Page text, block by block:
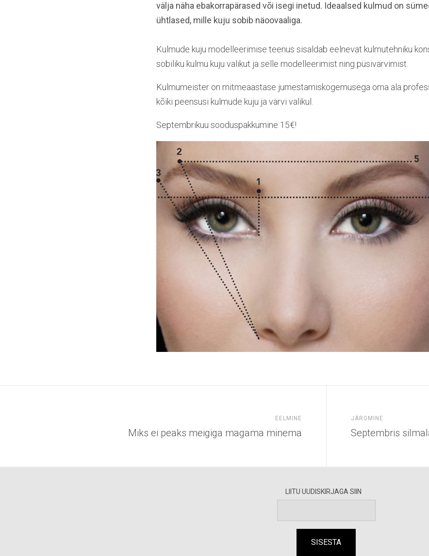
välja näha ebakorrapärased või isegi inetud. Ideaalsed kulmud on
ühtlased, mille kuju sobib näoovaaliga.
Kulmude kuju modelleerimise teenus sisaldab eelnevat kulmutehniku
sobiliku kulmu kuju valikut ja selle modelleerimist ning püsivärvimist.
Kulmumeister on mitmeaastase jumestamiskogemusega oma ala
kõiki peensusi kulmude kuju ja värvi valikul.
Septembrikuu sooduspakkumine 15€!
EELMINE
Miks ei peaks meigiga magama minema
JÄRGMINE
Septembris
LIITU UUDISKIRJAGA SIIN